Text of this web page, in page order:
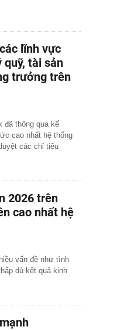
lĩnh vực
quỹ, tài sản
trưởng trên
đã thông qua kế
cao nhất hệ thống
các chỉ tiêu
2026 trên
cao nhất hệ
vấn đề như tình
dù kết quả kinh